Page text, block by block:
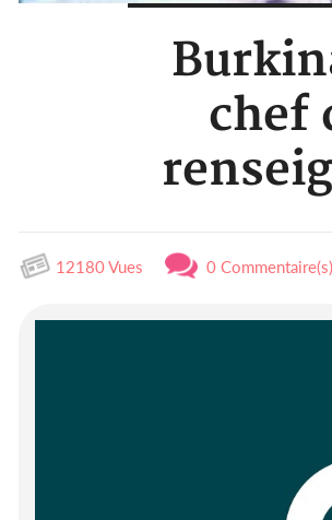
chef
12180 Vues 0 Commentaire(s)